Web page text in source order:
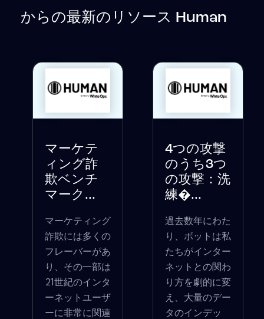
からの最新のリソース Human
マーケテ
ィング詐
欺ベンチ
マーク...
マーケティング
詐欺には多くの
フレーバーがあ
り、その一部は
21世紀のインタ
ーネットユーザ
ーに非常に関連
4つの攻撃
のうち3つ
の攻撃：洗
練�...
過去数年にわた
り、ボットは私
たちがインター
ネットとの関わ
り方を劇的に変
え、大量のデー
タのインデッ